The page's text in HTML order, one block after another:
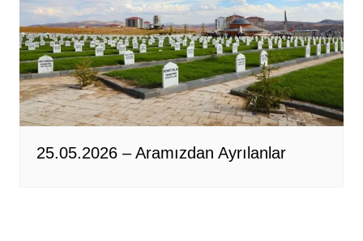
25.05.2026 – Aramızdan Ayrılanlar